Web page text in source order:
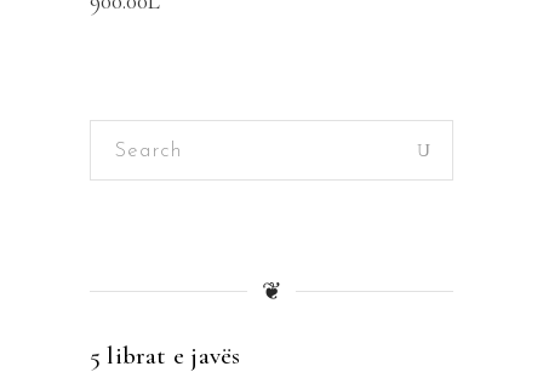
Search
❦
5 librat e javës